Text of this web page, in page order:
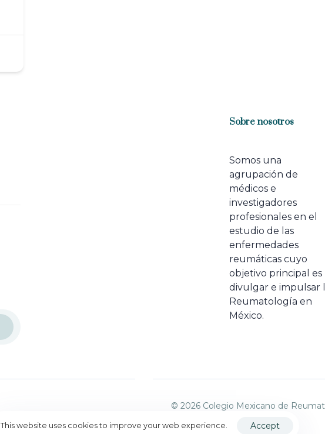
Sobre nosotros
Somos una
agrupación de
médicos e
investigadores
profesionales en el
estudio de las
enfermedades
reumáticas cuyo
objetivo principal es
divulgar e impulsar
Reumatología en
México.
© 2026 Colegio Mexicano de
This website uses cookies to improve your web experience. Accept